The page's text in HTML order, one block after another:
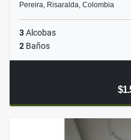
Pereira, Risaralda, Colombia
3Alcobas
2 Baños